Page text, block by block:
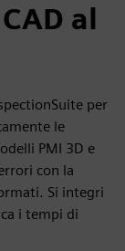
al
per
le
PMI 3D e
con la
Si integri
i tempi di